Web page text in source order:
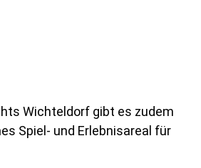
Wichteldorf gibt es zudem
Spiel- und Erlebnisareal für